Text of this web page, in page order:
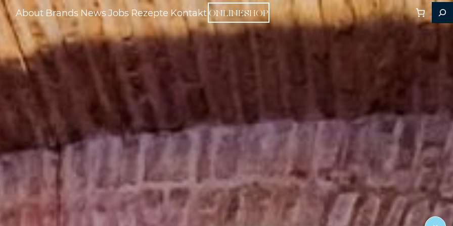
About Brands News Jobs Rezepte Kontakt ONLINESHOP